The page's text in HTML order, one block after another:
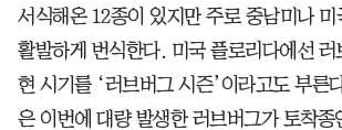
서식해온 12종이 있지만 주로 중남미나 미
활발하게 번식한다. 미국 플로리다에선 러
현 시기를 ‘러브버그 시즌’이라고도 부른
은 이번에 대량 발생한 러브버그가 토착종